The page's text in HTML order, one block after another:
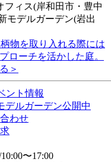
フィス(岸和田市・豊中
モデルガーデン(岩出
物を取り入れる際には
ローチを活かした庭。
＞
〜17:00